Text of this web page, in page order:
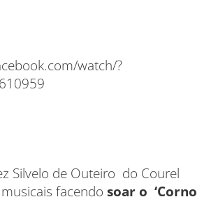
watch/?
Silvelo de Outeiro do Courel
facendo soar o ‘Corno